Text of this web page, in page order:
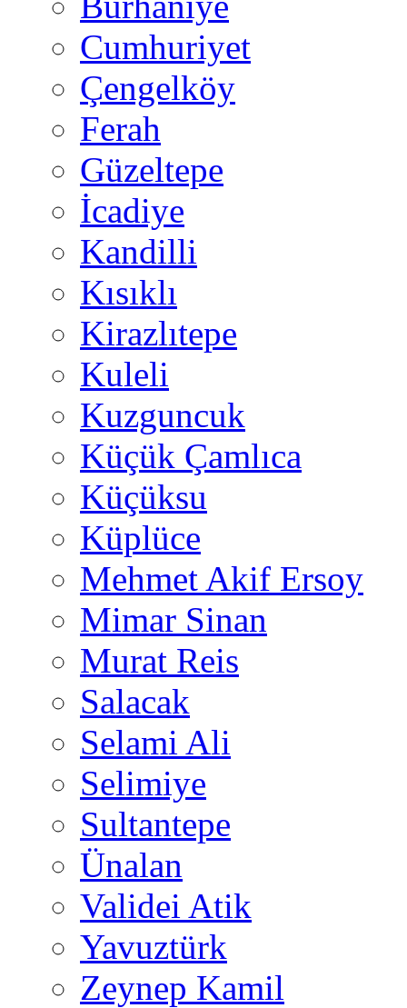
Cumhuriyet
Çengelköy
Ferah
Güzeltepe
İcadiye
Kandilli
Kısıklı
Kirazlıtepe
Kuleli
Kuzguncuk
Küçük Çamlıca
Küçüksu
Küplüce
Mehmet Akif Ersoy
Mimar Sinan
Murat Reis
Salacak
Selami Ali
Selimiye
Sultantepe
Ünalan
Validei Atik
Yavuztürk
Zeynep Kamil